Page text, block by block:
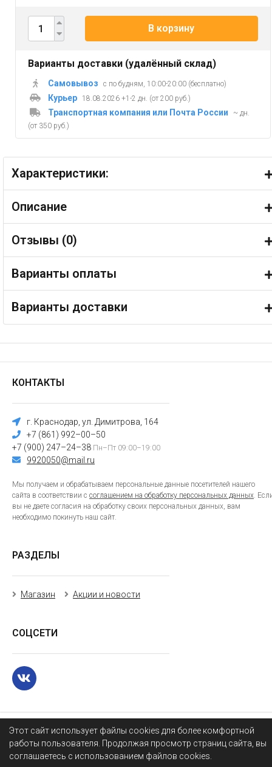
Этот сайт использует файлы cookies для более комфортной
работы пользователя. Продолжая просмотр страниц сайта, вы
соглашаетесь с использованием файлов cookies.
В корзину
Варианты доставки (удалённый склад)
Самовывоз с по будням, 10:00-20:00 (бесплатно)
Курьер 18.08.2026 +1-2 дн. (от 200 руб.)
Транспортная компания или Почта России
~ дн.
(от 350 руб.)
Характеристики:
Описание
Отзывы (0)
Варианты оплаты
Варианты доставки
КОНТАКТЫ
г. Краснодар, ул. Димитрова, 164
+7 (861) 992–00–50
+7 (900) 247–24–38 Пн–Пт 09:00–19:00
9920050@mail.ru
Мы получаем и обрабатываем персональные данные посетителей нашего
сайта в соответствии с соглашением на обработку персональных данных.
вы не даете согласия на обработку своих персональных данных, вам
необходимо покинуть наш сайт.
РАЗДЕЛЫ
Магазин Акции и новости
СОЦСЕТИ